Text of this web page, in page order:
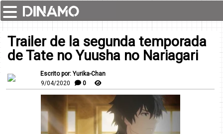
Trailer de la segunda temporada
de Tate no Yuusha no Nariagari
Escrito por: Yurika-Chan
9/04/2020
0